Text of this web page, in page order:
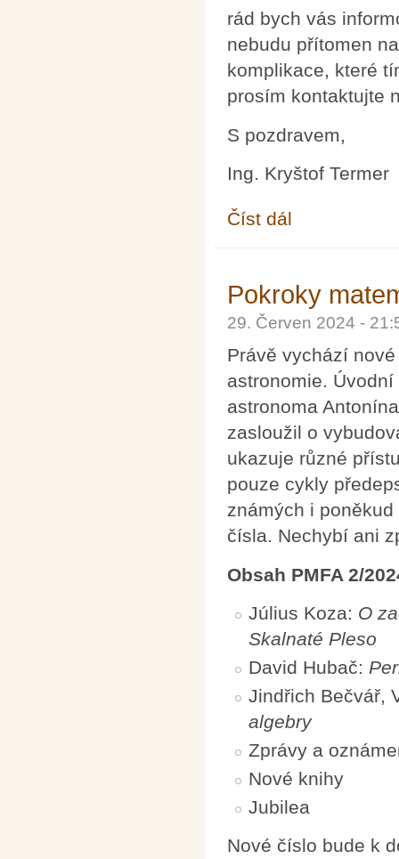
rád bych vás
nebudu přítomen
komplikace, které
prosím kontaktujte
S pozdravem,
Ing. Kryštof Termer
Číst dál
Pokroky
29. Červen 2024 -
Právě vychází
astronomie.
astronoma
zasloužil o
ukazuje různé
pouze cykly
známých i
čísla. Nechybí ani
Obsah PMFA 2/
Július Koza: O
Skalnaté Pleso
David Hubač:
Jindřich Bečvář,
algebry
Zprávy a
Nové knihy
Jubilea
Nové číslo bude k